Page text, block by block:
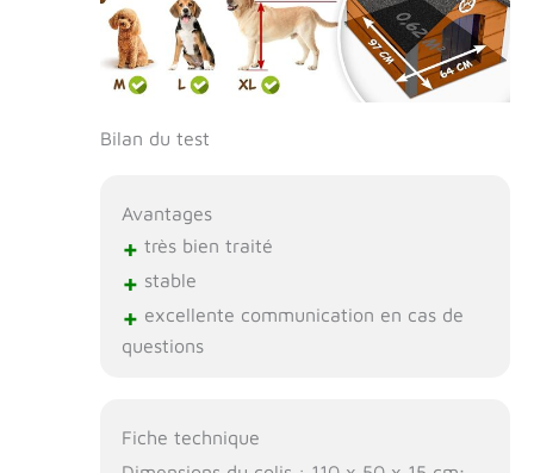
Bilan du test
Avantages
+ très bien traité
+ stable
+ excellente communication en cas de
questions
Fiche technique